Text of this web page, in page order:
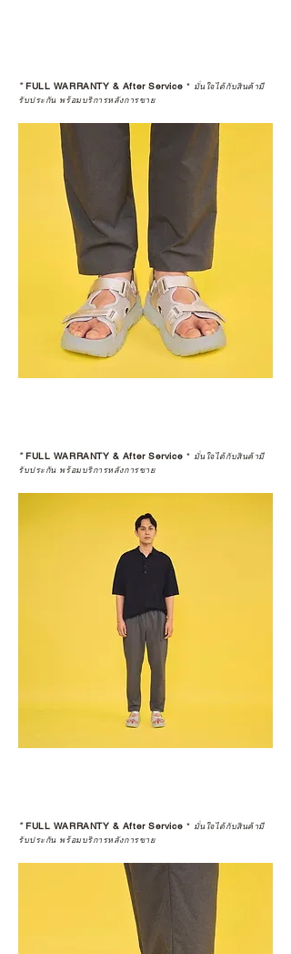
*FULL WARRANTY & After Service * มั่นใจได้กับสินค้ามี
รับประกัน พร้อมบริการหลังการขาย
*FULL WARRANTY & After Service * มั่นใจได้กับสินค้ามี
รับประกัน พร้อมบริการหลังการขาย
*FULL WARRANTY & After Service * มั่นใจได้กับสินค้ามี
รับประกัน พร้อมบริการหลังการขาย